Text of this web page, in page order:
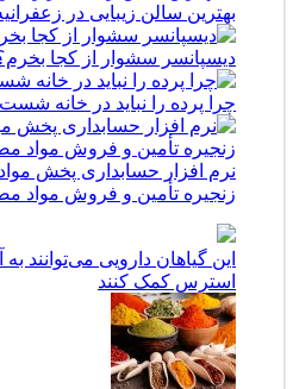
بهترین سالن زیبایی در
دیسپانسر سشوار از کجا
چرا پرده را نباید در خانه
نرم افزار حسابداری پخش
زنجیره تأمین و فروش مواد
این گیاهان دارویی
استرس کمک کنند